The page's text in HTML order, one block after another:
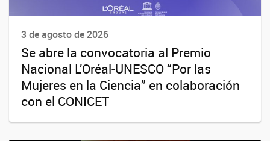
3 de agosto de 2026
Se abre la convocatoria al Premio
Nacional L’Oréal-UNESCO “Por las
Mujeres en la Ciencia” en colaboración
con el CONICET